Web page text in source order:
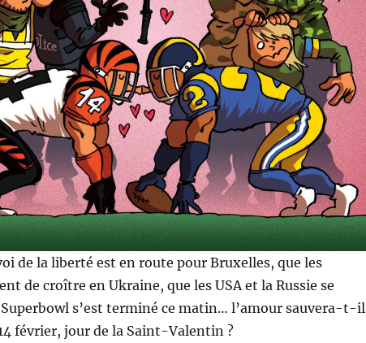
de la liberté est en route pour Bruxelles, que les
de croître en Ukraine, que les USA et la Russie se
s’est terminé ce matin… l’amour sauvera-t-il
février, jour de la Saint-Valentin ?